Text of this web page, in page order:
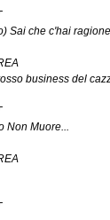
Sai che c'hai
business del
Non Muore...